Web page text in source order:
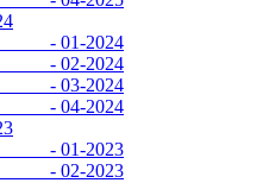
2024
2024
2024
2024
2023
2023